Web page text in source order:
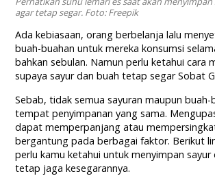
agar tetap segar. Foto: Freepik
Ada kebiasaan, orang berbelanja lalu
buah-buahan untuk mereka konsumsi
bahkan sebulan. Namun perlu ketahui cara
supaya sayur dan buah tetap segar Sobat
Sebab, tidak semua sayuran maupun buah-
tempat penyimpanan yang sama.
dapat memperpanjang atau
bergantung pada berbagai faktor. Berikut
perlu kamu ketahui untuk menyimpan
tetap jaga kesegarannya.